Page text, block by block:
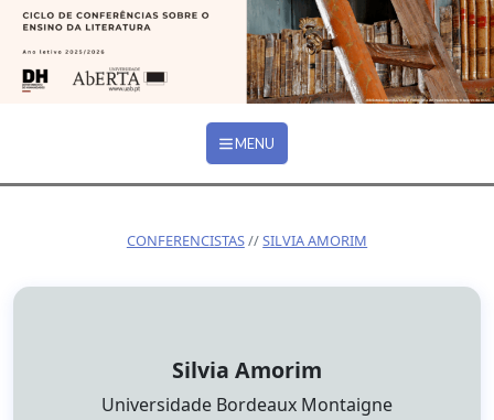
Ir para o conteúdo principal
MENU
CONFERENCISTAS SILVIA AMORIM
Silvia Amorim
Afiliação:Universidade Bordeaux Montaigne